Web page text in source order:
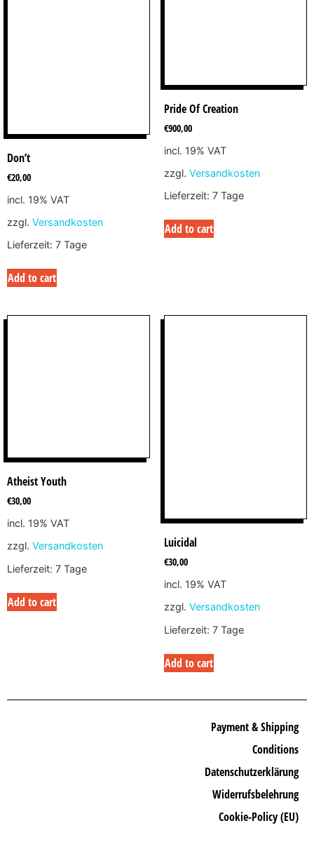
Don’t
€20,00
incl. 19% VAT
zzgl. Versandkosten
Lieferzeit: 7 Tage
Add to cart
Pride Of Creation
€900,00
incl. 19% VAT
zzgl. Versandkosten
Lieferzeit: 7 Tage
Add to cart
Atheist Youth
€30,00
incl. 19% VAT
zzgl. Versandkosten
Lieferzeit: 7 Tage
Add to cart
Luicidal
€30,00
incl. 19% VAT
zzgl. Versandkosten
Lieferzeit: 7 Tage
Add to cart
Payment & Shipping
Conditions
Datenschutzerklärung
Widerrufsbelehrung
Cookie-Policy (EU)